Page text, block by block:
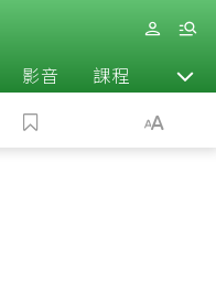
影音 課程 退休